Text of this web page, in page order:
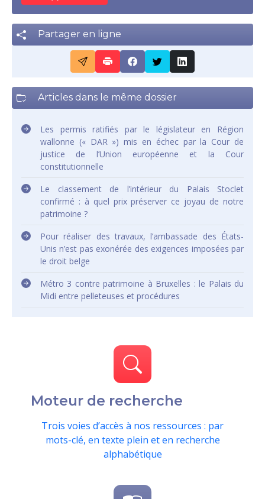
Partager en ligne
Articles dans le même dossier
Les permis ratifiés par le législateur en Région
wallonne (« DAR ») mis en échec par la Cour de
justice de l’Union européenne et la Cour
constitutionnelle
Le classement de l’intérieur du Palais Stoclet
confirmé : à quel prix préserver ce joyau de notre
patrimoine ?
Pour réaliser des travaux, l’ambassade des États-
Unis n’est pas exonérée des exigences imposées par
le droit belge
Métro 3 contre patrimoine à Bruxelles : le Palais du
Midi entre pelleteuses et procédures
Moteur de recherche
Trois voies d’accès à nos ressources : par
mots-clé, en texte plein et en recherche
alphabétique